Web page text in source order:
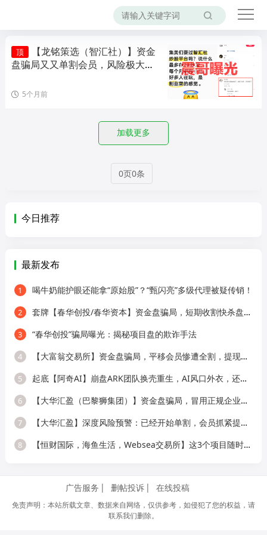
顶
【龙铭策选（智汇社）】资金
盘骗局又又单割会员，风险极大，
5个月前
加载更多
0页0条
今日推荐
最新发布
1 喝牛奶能护眼还能拿“原始股”？“甄闪亮”多级代理被疑传销！
2 套牌【春华创投/春华资本】资金盘骗局，短期收割快杀盘，远离！
3 “春华创投”骗局曝光：揭秘项目盘的欺诈手法
4 【大富翁交易所】资金盘骗局，平移会员惨遭全割，提现直接封号！
5 起底【阿奇AI】崩盘ARK团队换壳重生，AI风口外衣，还是老牌分销套路！
6 【大华汇盈（巴黎狮集团）】资金盘骗局，冒用正规企业名称，大量单割会员，
7 【大华汇盈】深度风险预警：已经开始单割，会员抓紧提现！！！
8 【恒财国际，海鱼生活，Websea交易所】这3个项目随时崩盘跑路，赶快远离！
广告服务 删帖投诉 在线投稿
免责声明：本站所载文章、数据来自网络，仅供参考，如侵犯了您的权益，请
联系我们删除。